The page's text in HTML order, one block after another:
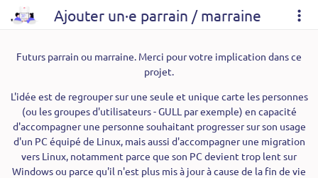
Ajouter un·e parrain / marraine
Futurs parrain ou marraine. Merci pour votre implication dans ce
projet.
L'idée est de regrouper sur une seule et unique carte les personnes
(ou les groupes d'utilisateurs - GULL par exemple) en capacité
d'accompagner une personne souhaitant progresser sur son usage
d'un PC équipé de Linux, mais aussi d'accompagner une migration
vers Linux, notamment parce que son PC devient trop lent sur
Windows ou parce qu'il n'est plus mis à jour à cause de la fin de vie